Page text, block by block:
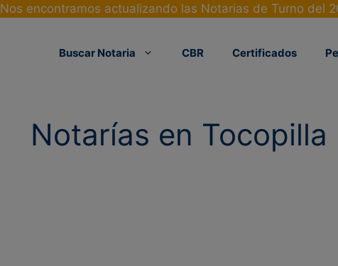
Nos encontramos actualizando las Notarias de Turno del
Buscar Notaria CBR Certificados
Notarías en Tocopilla